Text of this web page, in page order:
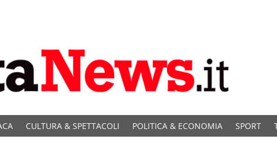
CULTURA & SPETTACOLI POLITICA & ECONOMIA SPORT